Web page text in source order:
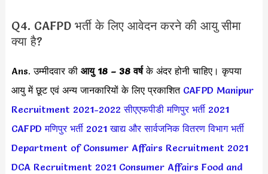
Q4. CAFPD भर्ती के लिए आवेदन करने की आयु सीमा
क्या है?
Ans. उम्मीदवार की आयु 18 – 38 वर्षके अंदर होनी चाहिए। कृपया
आयु में छूट एवं अन्य जानकारियों के लिए प्रकाशित CAFPD Manipur
Recruitment 2021-2022 सीएएफपीडी मणिपुर भर्ती 2021
CAFPD मणिपुर भर्ती 2021 खाद्य और सार्वजनिक वितरण विभाग भर्ती
Department of Consumer Affairs Recruitment 2021
DCA Recruitment 2021 Consumer Affairs Food and